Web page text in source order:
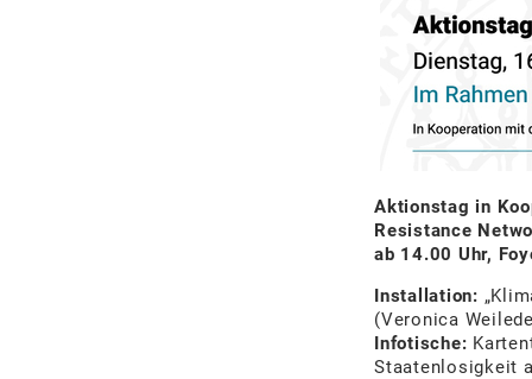
Aktionstag in
Resistance
ab 14.00 Uhr,
Installation:
(Veronica
Infotische:
Staatenlosigkeit